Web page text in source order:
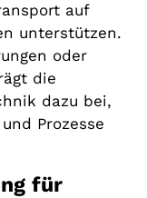
auf
unterstützen.
oder
die
dazu bei,
Prozesse
für